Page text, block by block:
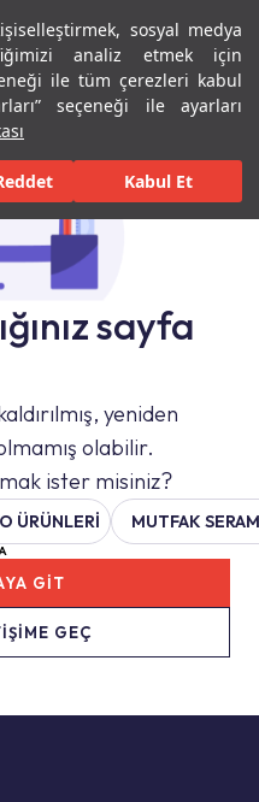
sosyal medya
analiz etmek için
ile tüm çerezleri kabul
seçeneği ile ayarları
Kabul Et
Menü
sayfa
yeniden
olabilir.
ister misiniz?
ÜRÜNLERİ MUTFAK
GEÇ
GİT